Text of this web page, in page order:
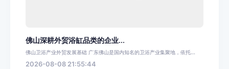
佛山深耕外贸浴缸品类的企业...
佛山卫浴产业外贸发展基础 广东佛山是国内知名的卫浴产业集聚地，依托...
2026-08-08 21:55:44